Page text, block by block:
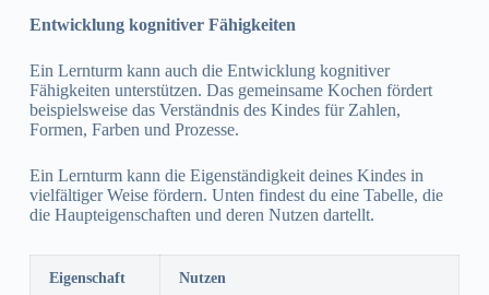
Entwicklung kognitiver Fähigkeiten
Ein Lernturm kann auch die Entwicklung kognitiver
Fähigkeiten unterstützen. Das gemeinsame Kochen fördert
beispielsweise das Verständnis des Kindes für Zahlen,
Formen, Farben und Prozesse.
Ein Lernturm kann die Eigenständigkeit deines Kindes in
vielfältiger Weise fördern. Unten findest du eine Tabelle, die
die Haupteigenschaften und deren Nutzen dartellt.
Eigenschaft Nutzen